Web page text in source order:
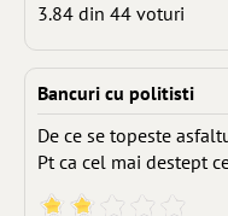
3.84 din 44 voturi
Bancuri cu politisti
De ce se topeste
Pt ca cel mai destept